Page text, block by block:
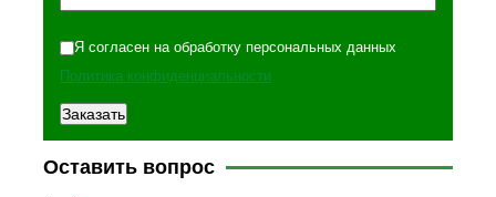
Я согласен на обработку персональных данных
Политика конфиденциальности
Оставить вопрос